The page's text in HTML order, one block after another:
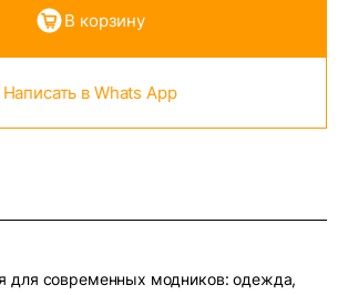
В корзину
Написать в Whats App
для современных модников: одежда,